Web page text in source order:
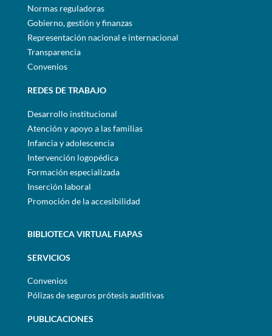
Normas reguladoras
Gobierno, gestión y finanzas
Representación nacional e internacional
Transparencia
Convenios
REDES DE TRABAJO
Desarrollo institucional
Atención y apoyo a las familias
Infancia y adolescencia
Intervención logopédica
Formación especializada
Inserción laboral
Promoción de la accesibilidad
BIBLIOTECA VIRTUAL FIAPAS
SERVICIOS
Convenios
Pólizas de seguros prótesis auditivas
PUBLICACIONES